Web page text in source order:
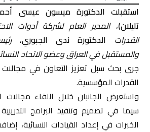
استقبلت الدكتورة ميسون عيسى
تليلان)،المدير العام لشركة أدوات
القدرات
الدكتورة ندى الجبوري،
والمستقبل في العراق وعضو الاتحاد
جرى بحث سبل تعزيز التعاون في مجالات
القدرات المؤسسية.
واستعرض الجانبان خلال اللقاء مجالات
سيما في تصميم وتنفيذ البرامج
الخبرات في إعداد القيادات النسائية،